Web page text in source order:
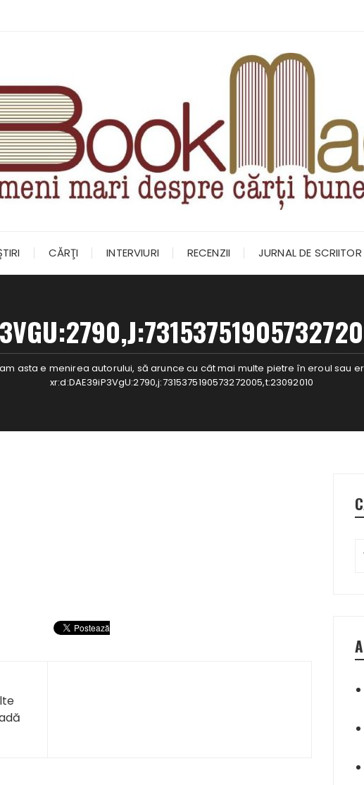
CĂRŢI INTERVIURI RECENZII JURNAL DE SCRIITOR
asta e menirea autorului, să arunce cu cât mai multe pietre în eroul sau
xr:d:DAE39iP3VgU:2790,j:7315375190573272005,t:23092010